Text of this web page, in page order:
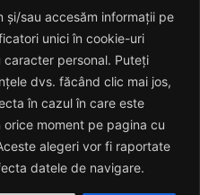
și/sau accesăm informații pe
unici în cookie-uri
personal. Puteți
dvs. făcând clic mai jos,
în cazul în care este
moment pe pagina cu
alegeri vor fi raportate
datele de navigare.